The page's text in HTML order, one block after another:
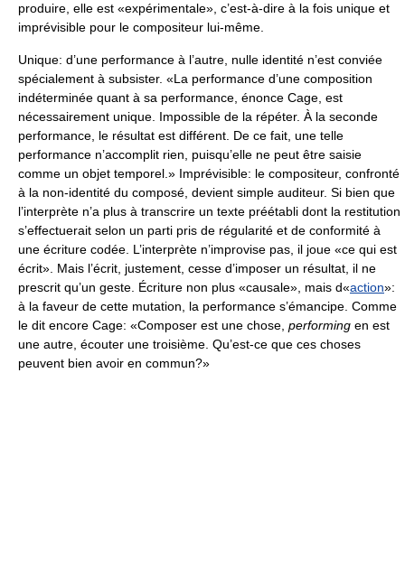
produire, elle est «expérimentale», c’est-à-dire à la fois unique et
imprévisible pour le compositeur lui-même.
Unique: d’une performance à l’autre, nulle identité n’est conviée
spécialement à subsister. «La performance d’une composition
indéterminée quant à sa performance, énonce Cage, est
nécessairement unique. Impossible de la répéter. À la seconde
performance, le résultat est différent. De ce fait, une telle
performance n’accomplit rien, puisqu’elle ne peut être saisie
comme un objet temporel.» Imprévisible: le compositeur, confronté
à la non-identité du composé, devient simple auditeur. Si bien que
l’interprète n’a plus à transcrire un texte préétabli dont la restitution
s’effectuerait selon un parti pris de régularité et de conformité à
une écriture codée. L’interprète n’improvise pas, il joue «ce qui est
écrit». Mais l’écrit, justement, cesse d’imposer un résultat, il ne
prescrit qu’un geste. Écriture non plus «causale», mais d«action»:
à la faveur de cette mutation, la performance s’émancipe. Comme
le dit encore Cage: «Composer est une chose, performing en est
une autre, écouter une troisième. Qu’est-ce que ces choses
peuvent bien avoir en commun?»